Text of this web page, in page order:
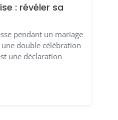
: révéler sa
pendant un mariage
double célébration
une déclaration